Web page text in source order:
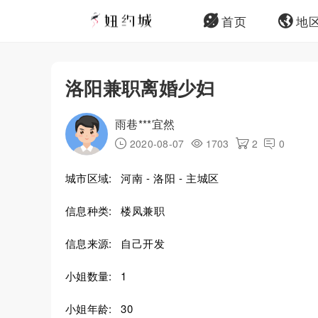
首页 地
洛阳兼职离婚少妇
雨巷***宜然
2020-08-07 1703 2 0
城市区域: 河南 - 洛阳 - 主城区
信息种类: 楼凤兼职
信息来源: 自己开发
小姐数量: 1
小姐年龄: 30